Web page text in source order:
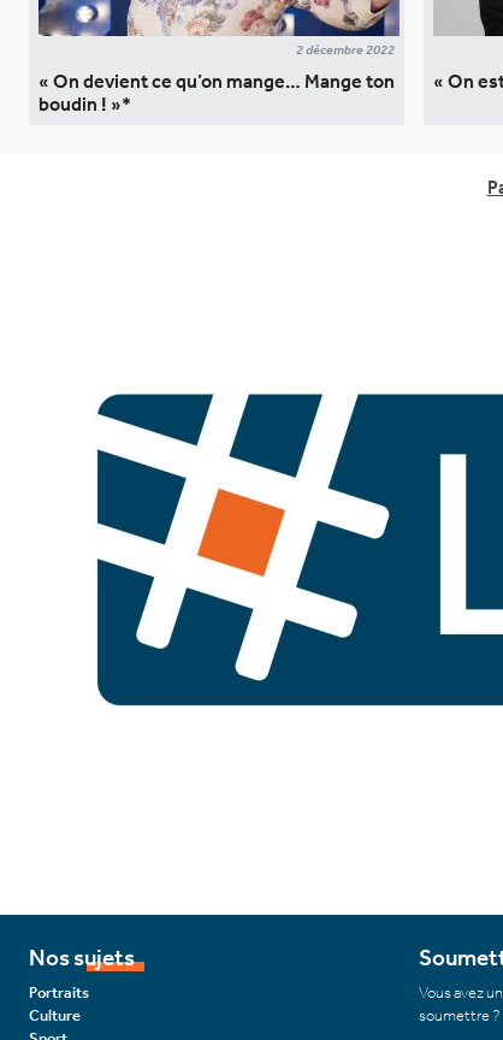
2 décembre 2022
« On devient ce qu’on mange… Mange ton
boudin ! »*
« On
Nos sujets
Portraits
Culture
Vous avez
soumettre ?